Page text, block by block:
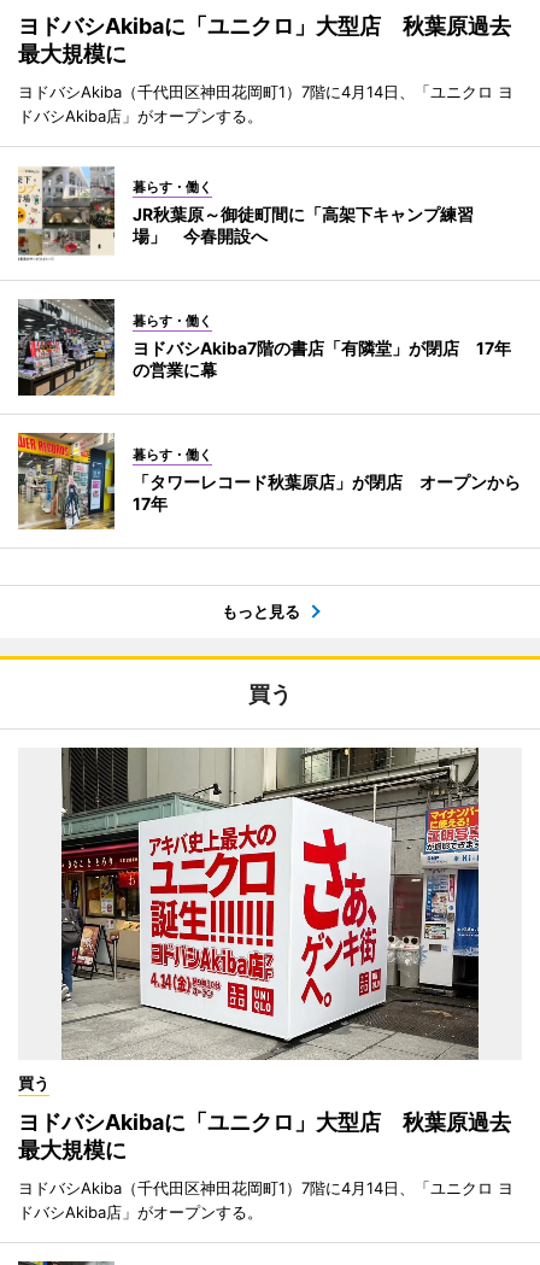
ヨドバシAkibaに「ユニクロ」大型店 秋葉原過去
最大規模に
ヨドバシAkiba（千代田区神田花岡町1）7階に4月14日、「ユニクロ ヨ
ドバシAkiba店」がオープンする。
暮らす・働く
JR秋葉原～御徒町間に「高架下キャンプ練習
場」 今春開設へ
暮らす・働く
ヨドバシAkiba7階の書店「有隣堂」が閉店 17年
の営業に幕
暮らす・働く
「タワーレコード秋葉原店」が閉店 オープンから
17年
もっと見る
買う
買う
ヨドバシAkibaに「ユニクロ」大型店 秋葉原過去
最大規模に
ヨドバシAkiba（千代田区神田花岡町1）7階に4月14日、「ユニクロ ヨ
ドバシAkiba店」がオープンする。